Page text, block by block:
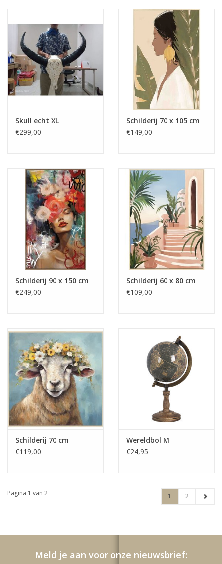
Skull echt XL
€299,00
Schilderij 70 x 105 cm
€149,00
Schilderij 90 x 150 cm
€249,00
Schilderij 60 x 80 cm
€109,00
Schilderij 70 cm
€119,00
Wereldbol M
€24,95
Pagina 1 van 2 1 2
Meld je aan voor onze nieuwsbrief: